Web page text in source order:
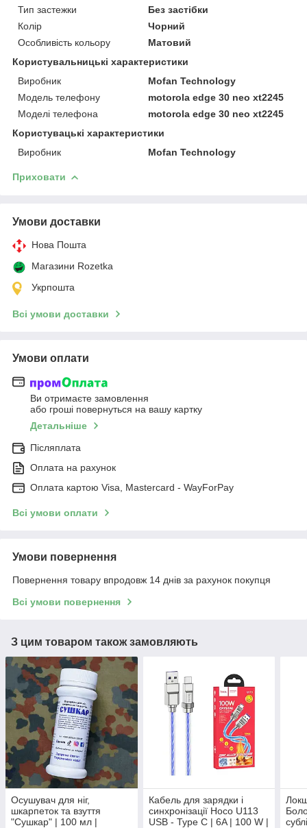
Тип застежки
Без застібки
Колір
Чорний
Особливість кольору
Матовий
Користувальницькі характеристики
Виробник
Mofan Technology
Модель телефону
motorola edge 30 neo xt2245
Моделі телефона
motorola edge 30 neo xt2245
Користувацькi характеристики
Виробник
Mofan Technology
Приховати
Умови доставки
Нова Пошта
Магазини Rozetka
Укрпошта
Всі умови доставки
Умови оплати
Ви отримаєте замовлення
або гроші повернуться на вашу картку
Детальніше
Післяплата
Оплата на рахунок
Оплата картою Visa, Mastercard - WayForPay
Всі умови оплати
Умови повернення
Повернення товару впродовж 14 днів за рахунок покупця
Всі умови повернення
З цим товаром також замовляють
Осушувач для ніг,
шкарпеток та взуття
"Сушкар" | 100 мл |
Кабель для зарядки і
синхронізації Hoco U113
USB - Type C | 6A | 100 W |